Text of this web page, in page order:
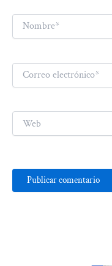
Nombre*
Correo
electrónico*